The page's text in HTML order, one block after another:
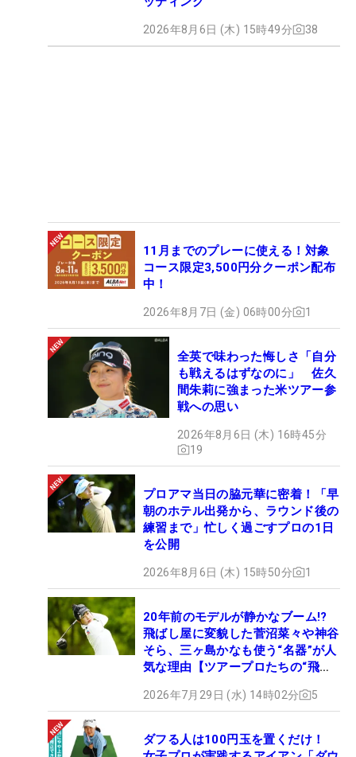
2026年8月6日 (木) 15時49分 38
11月までのプレーに使える！対象
コース限定3,500円分クーポン配布
中！
2026年8月7日 (金) 06時00分 1
全英で味わった悔しさ「自分
も戦えるはずなのに」 佐久
間朱莉に強まった米ツアー参
戦への思い
2026年8月6日 (木) 16時45分
19
プロアマ当日の脇元華に密着！「早
朝のホテル出発から、ラウンド後の
練習まで」忙しく過ごすプロの1日
を公開
2026年8月6日 (木) 15時50分 1
20年前のモデルが静かなブーム!?
飛ばし屋に変貌した菅沼菜々や神谷
そら、三ヶ島かなも使う“名器”が人
気な理由【ツアープロたちの“飛ば
2026年7月29日 (水) 14時02分 5
ダフる人は100円玉を置くだけ！